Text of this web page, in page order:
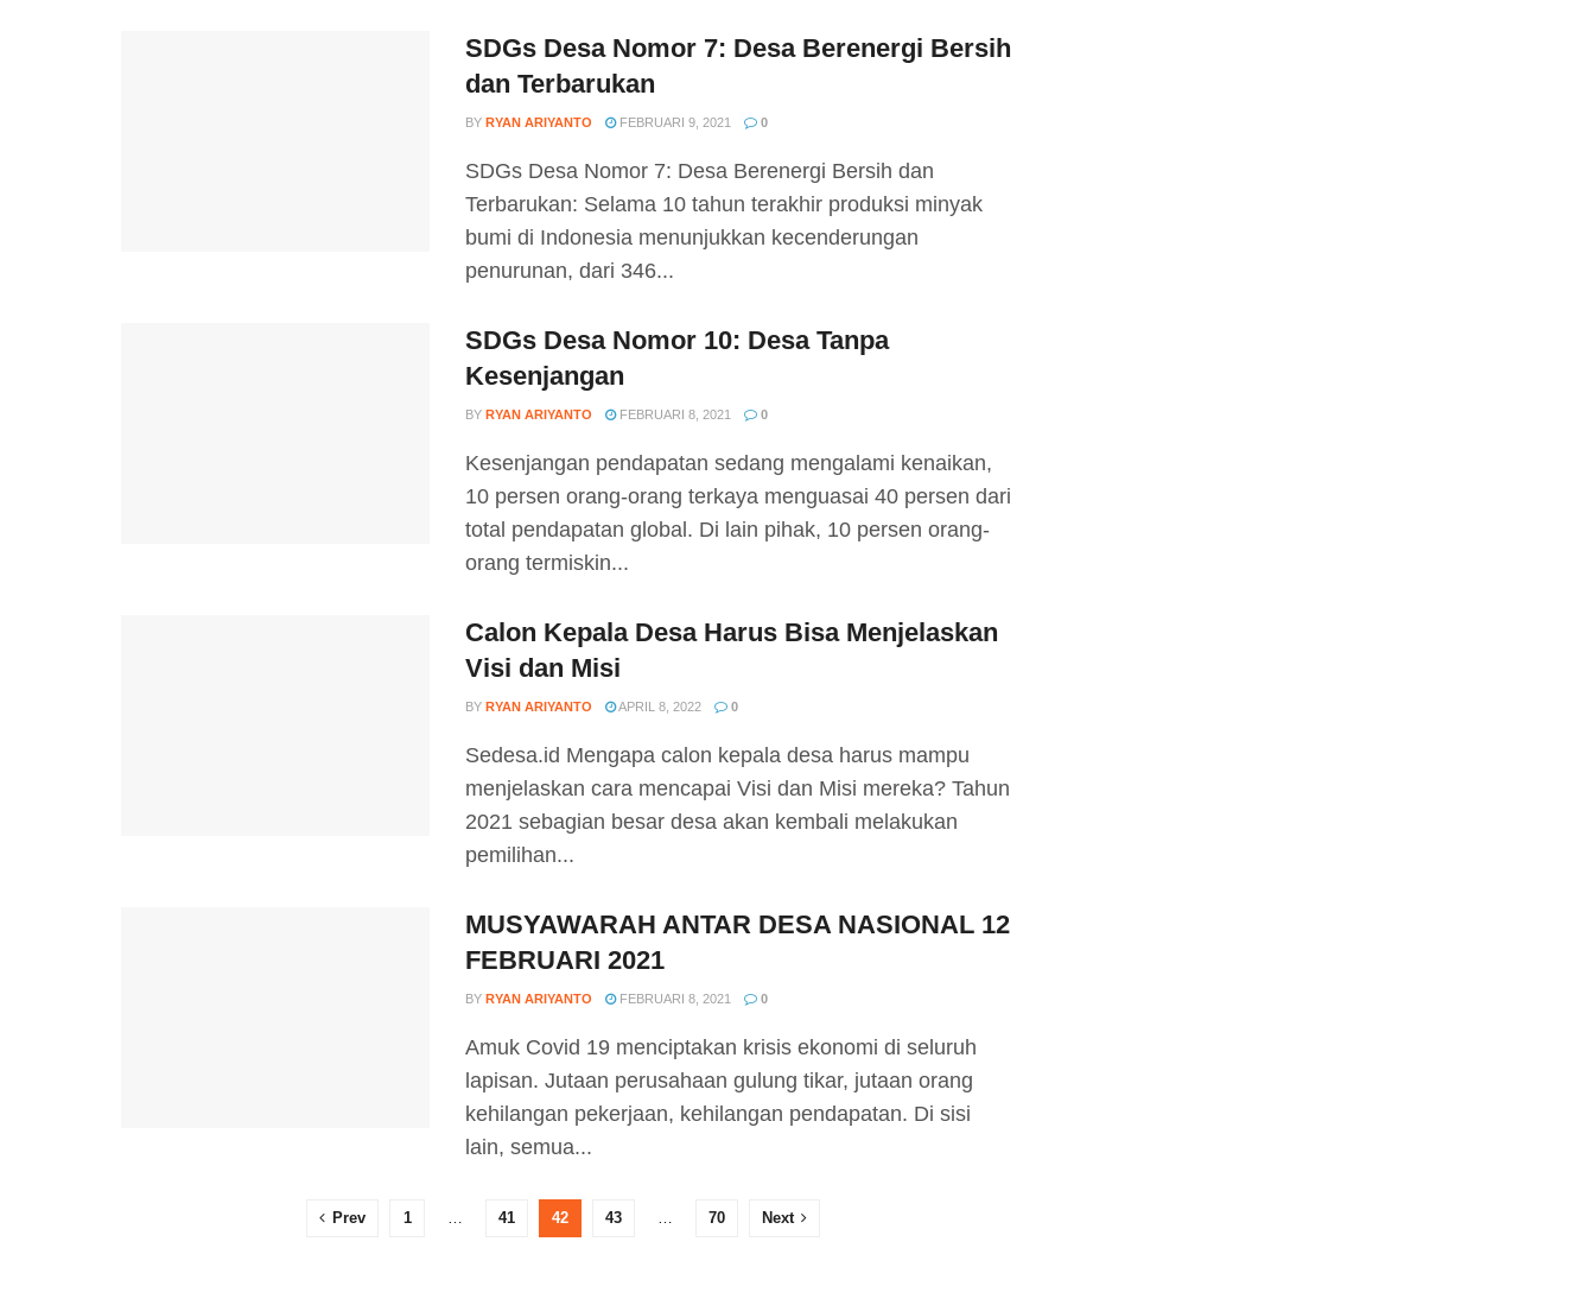
SDGs Desa Nomor 7: Desa Berenergi Bersih
dan Terbarukan
BY RYAN ARIYANTO FEBRUARI 9, 2021 0
SDGs Desa Nomor 7: Desa Berenergi Bersih dan
Terbarukan: Selama 10 tahun terakhir produksi minyak
bumi di Indonesia menunjukkan kecenderungan
penurunan, dari 346...
SDGs Desa Nomor 10: Desa Tanpa
Kesenjangan
BY RYAN ARIYANTO FEBRUARI 8, 2021 0
Kesenjangan pendapatan sedang mengalami kenaikan,
10 persen orang-orang terkaya menguasai 40 persen dari
total pendapatan global. Di lain pihak, 10 persen orang-
orang termiskin...
Calon Kepala Desa Harus Bisa Menjelaskan
Visi dan Misi
BY RYAN ARIYANTO APRIL 8, 2022 0
Sedesa.id Mengapa calon kepala desa harus mampu
menjelaskan cara mencapai Visi dan Misi mereka? Tahun
2021 sebagian besar desa akan kembali melakukan
pemilihan...
MUSYAWARAH ANTAR DESA NASIONAL 12
FEBRUARI 2021
BY RYAN ARIYANTO FEBRUARI 8, 2021 0
Amuk Covid 19 menciptakan krisis ekonomi di seluruh
lapisan. Jutaan perusahaan gulung tikar, jutaan orang
kehilangan pekerjaan, kehilangan pendapatan. Di sisi
lain, semua...
Prev 1 … 41 42 43 … 70 Next